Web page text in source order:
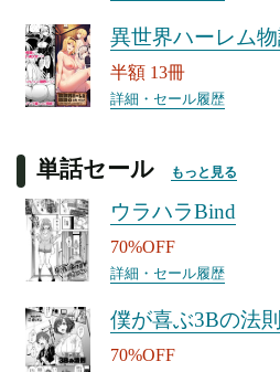
異世界ハーレム
半額 13冊
詳細・セール履歴
単話セール もっと見る
ウラハラBind
70%OFF
詳細・セール履歴
僕が喜ぶ3Bの法則
70%OFF